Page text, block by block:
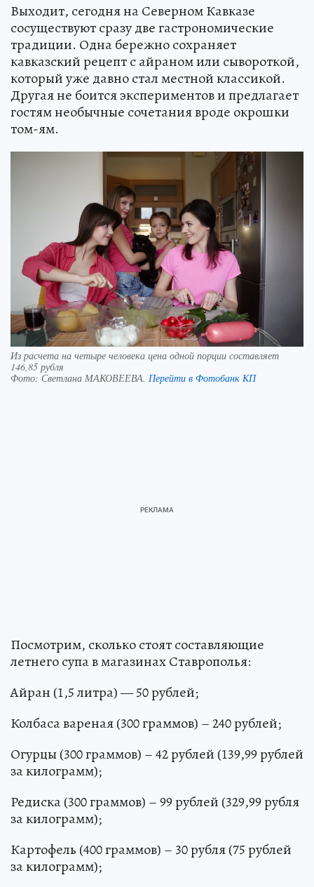
Выходит, сегодня на Северном Кавказе
сосуществуют сразу две гастрономические
традиции. Одна бережно сохраняет
кавказский рецепт с айраном или сывороткой,
который уже давно стал местной классикой.
Другая не боится экспериментов и предлагает
гостям необычные сочетания вроде окрошки
том-ям.
Из расчета на четыре человека цена одной порции составляет
146,85 рубля
Фото: Светлана МАКОВЕЕВА. Перейти в Фотобанк КП
Посмотрим, сколько стоят составляющие
летнего супа в магазинах Ставрополья:
Айран (1,5 литра) — 50 рублей;
Колбаса вареная (300 граммов) – 240 рублей;
Огурцы (300 граммов) – 42 рублей (139,99 рублей
за килограмм);
Редиска (300 граммов) – 99 рублей (329,99 рубля
за килограмм);
Картофель (400 граммов) – 30 рубля (75 рублей
за килограмм);